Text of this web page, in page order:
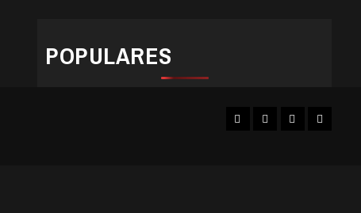
POPULARES
FacebookInstagram
YouTubeTwitter